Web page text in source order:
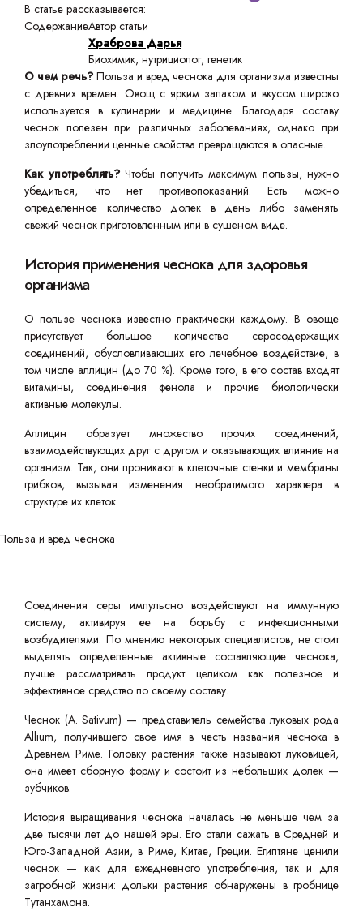
В статье рассказывается:
СодержаниеАвтор статьи
Храброва Дарья
Биохимик, нутрициолог, генетик
О чем речь? Польза и вред чеснока для организма известны
с древних времен. Овощ с ярким запахом и вкусом широко
используется в кулинарии и медицине. Благодаря составу
чеснок полезен при различных заболеваниях, однако при
злоупотреблении ценные свойства превращаются в опасные.
Как употреблять?Чтобы получить максимум пользы, нужно
убедиться, что нет противопоказаний. Есть можно
определенное количество долек в день либо заменять
свежий чеснок приготовленным или в сушеном виде.
История применения чеснока для здоровья
организма
О пользе чеснока известно практически каждому. В овоще
присутствует большое количество серосодержащих
соединений, обусловливающих его лечебное воздействие, в
том числе аллицин (до 70 %). Кроме того, в его состав входят
витамины, соединения фенола и прочие биологически
активные молекулы.
Аллицин образует множество прочих соединений,
взаимодействующих друг с другом и оказывающих влияние на
организм. Так, они проникают в клеточные стенки и мембраны
грибков, вызывая изменения необратимого характера в
структуре их клеток.
Соединения серы импульсно воздействуют на иммунную
систему, активируя ее на борьбу с инфекционными
возбудителями. По мнению некоторых специалистов, не стоит
выделять определенные активные составляющие чеснока,
лучше рассматривать продукт целиком как полезное и
эффективное средство по своему составу.
Чеснок (A. Sativum) — представитель семейства луковых рода
Allium, получившего свое имя в честь названия чеснока в
Древнем Риме. Головку растения также называют луковицей,
она имеет сборную форму и состоит из небольших долек —
зубчиков.
История выращивания чеснока началась не меньше чем за
две тысячи лет до нашей эры. Его стали сажать в Средней и
Юго-Западной Азии, в Риме, Китае, Греции. Египтяне ценили
чеснок — как для ежедневного употребления, так и для
загробной жизни: дольки растения обнаружены в гробнице
Тутанхамона.